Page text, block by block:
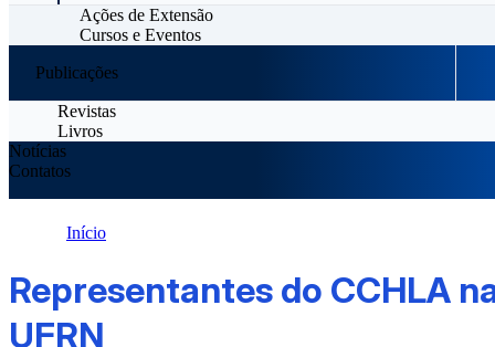
Ações de Extensão
Cursos e Eventos
Publicações
Revistas
Livros
Notícias
Contatos
Início
Representantes do CCHLA
UFRN